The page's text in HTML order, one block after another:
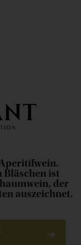
Bläschen ist
der
auszeichnet.